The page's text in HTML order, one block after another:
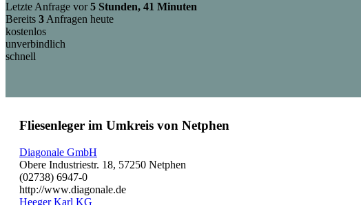
Letzte Anfrage vor5 Stunden, 41 Minuten
Bereits 3 Anfragen heute
kostenlos
unverbindlich
schnell
Fliesenleger im Umkreis von Netphen
Diagonale GmbH
Obere Industriestr. 18, 57250 Netphen
(02738) 6947-0
http://www.diagonale.de
Heeger Karl KG